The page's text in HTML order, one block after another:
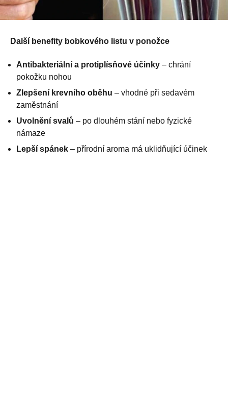
Další benefity bobkového listu v ponožce
Antibakteriální a protiplísňové účinky – chrání
pokožku nohou
Zlepšení krevního oběhu – vhodné při sedavém
zaměstnání
Uvolnění svalů – po dlouhém stání nebo fyzické
námaze
Lepší spánek – přírodní aroma má uklidňující účinek